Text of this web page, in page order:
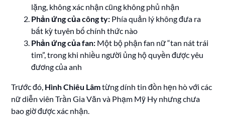
lặng, không xác nhận cũng không phủ nhận
Phản ứng của công ty: Phía quản lý không đưa ra
bất kỳ tuyên bố chính thức nào
Phản ứng của fan: Một bộ phận fan nữ “tan nát trái
tim”, trong khi nhiều người ủng hộ quyền được yêu
đương của anh
Trước đó, Hình Chiêu Lâmtừng dính tin đồn hẹn hò với các
nữ diễn viên Trần Gia Văn và Phạm Mỹ Hy nhưng chưa
bao giờ được xác nhận.